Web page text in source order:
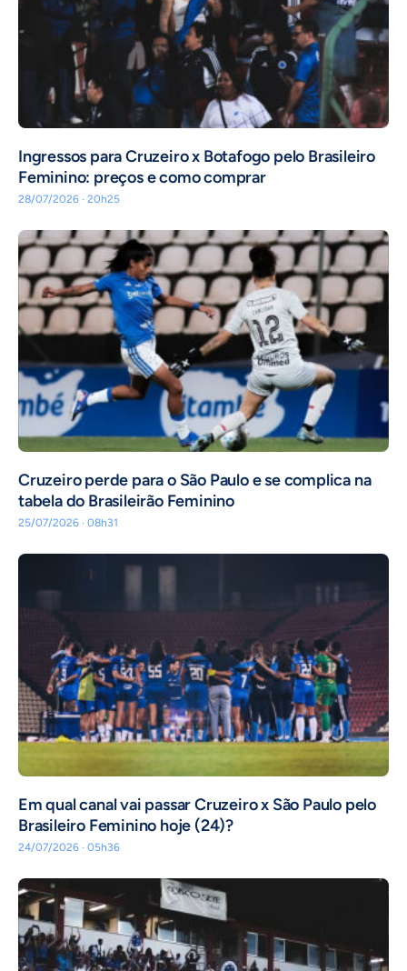
Ingressos para Cruzeiro x Botafogo pelo Brasileiro
Feminino: preços e como comprar
28/07/2026 · 20h25
Cruzeiro perde para o São Paulo e se complica na
tabela do Brasileirão Feminino
25/07/2026 · 08h31
Em qual canal vai passar Cruzeiro x São Paulo pelo
Brasileiro Feminino hoje (24)?
24/07/2026 · 05h36